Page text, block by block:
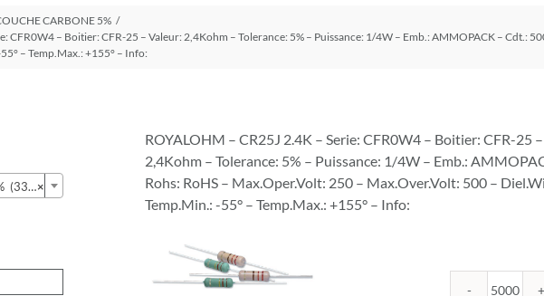
CARBONE 5%
CFR0W4 – Boitier: CFR-25 – Valeur: 2,4Kohm – Tolerance: 5% – Puissance: 1/4W – Emb.: AMMOPACK – Cdt.:
– Temp.Max.: +155° – Info:
ROYALOHM – CR25J 2.4K – Serie: CFR0W4 – Boitier: CFR-25
2,4Kohm – Tolerance: 5% – Puissance: 1/4W – Emb.:
Rohs: RoHS – Max.Oper.Volt: 250 – Max.Over.Volt: 500 –
Temp.Min.: -55° – Temp.Max.: +155° – Info:
×